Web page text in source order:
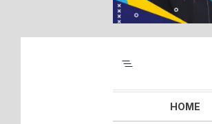
Majelis
Syiar
HOME